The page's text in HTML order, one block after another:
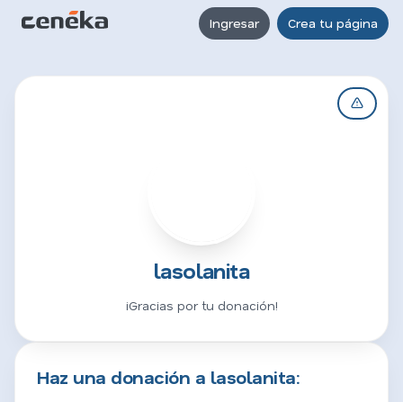
Ingresar Crea tu página
lasolanita
¡Gracias por tu donación!
Haz una donación a lasolanita: